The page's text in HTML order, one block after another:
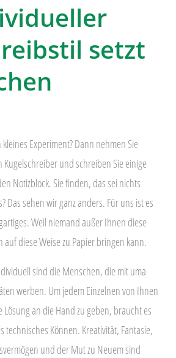
setzt
Experiment? Dann nehmen Sie
Kugelschreiber und schreiben Sie einige
Notizblock. Sie finden, das sei nichts
Das sehen wir ganz anders. Für uns ist es
Weil niemand außer Ihnen diese
auf diese Weise zu Papier bringen kann.
sind die Menschen, die mit uma
werben. Um jedem Einzelnen von Ihnen
Lösung an die Hand zu geben, braucht es
technisches Können. Kreativität, Fantasie,
und der Mut zu Neuem sind